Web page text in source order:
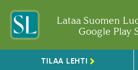
Lataa Suomen
Google Play
TILAA LEHTI